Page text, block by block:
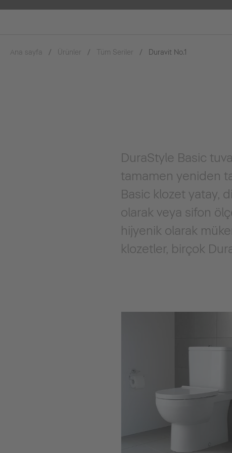
Ana sayfa Ürünler Tüm Seriler Duravit No.1
DuraStyle Basic
tamamen yeniden
Basic klozet yatay,
olarak veya sifon
hijyenik olarak
klozetler, birçok